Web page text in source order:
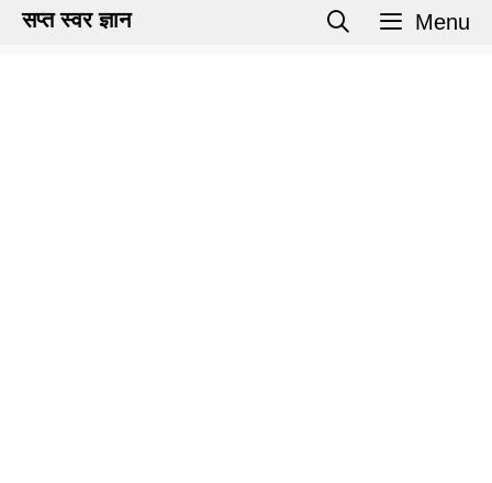
Skipसप्त स्वर ज्ञान Menu